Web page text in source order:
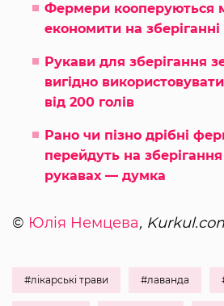
Фермери кооперуються
економити на зберіганні
Рукави для зберігання
вигідно
від 200 голів
Рано чи пізно дрібні
перейдуть на
рукавах — думка
© Юлія Немцева,
#лікарські трави #лаванда